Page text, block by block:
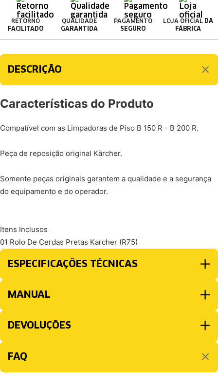
RETORNO
FACILITADO
QUALIDADE
GARANTIDA
PAGAMENTO
SEGURO
LOJA OFICIAL DA
FÁBRICA
DESCRIÇÃO
Características do Produto
Compatível com as Limpadoras de Piso B 150 R - B 200 R.
Peça de reposição original Kärcher.
Somente peças originais garantem a qualidade e a segurança
do equipamento e do operador.
Itens Inclusos
01 Rolo De Cerdas Pretas Karcher (R75)
ESPECIFICAÇÕES TÉCNICAS
MANUAL
DEVOLUÇÕES
FAQ